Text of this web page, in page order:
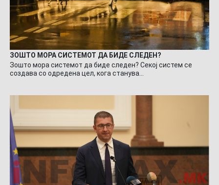
ЗОШТО МОРА СИСТЕМОТ ДА БИДЕ СЛЕДЕН?
Зошто мора системот да биде следен? Секој систем се
создава со одредена цел, кога станува…